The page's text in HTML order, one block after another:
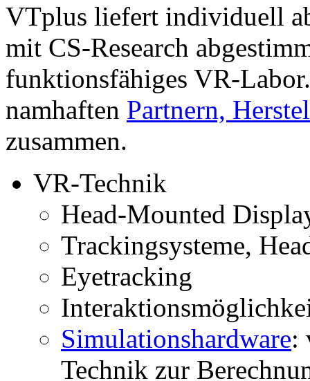
VTplus liefert individuell
mit CS-Research
funktionsfähiges VR-
namhaften Partnern,
zusammen.
VR-Technik
Head-Mounted
Trackingsysteme,
Eyetracking
Simulationshardware:
Technik zur